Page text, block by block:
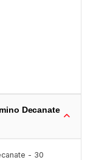
Decanate
- 30